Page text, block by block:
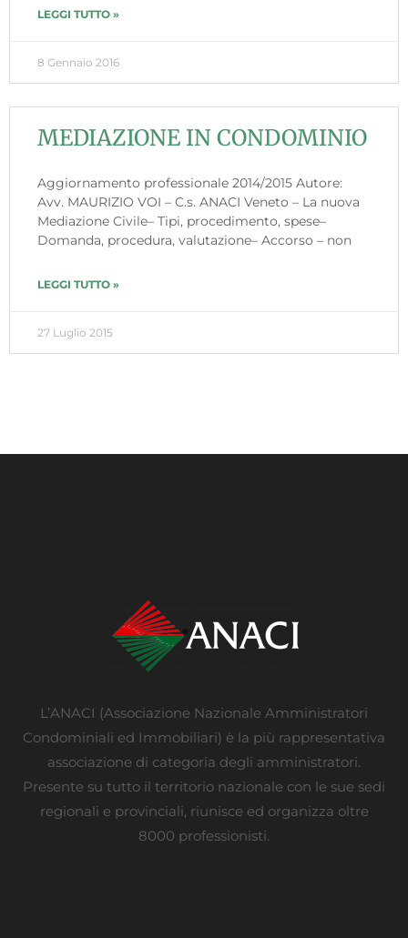
LEGGI TUTTO »
8 Gennaio 2016
MEDIAZIONE IN CONDOMINIO
Aggiornamento professionale 2014/2015 Autore:
Avv. MAURIZIO VOI – C.s. ANACI Veneto – La nuova
Mediazione Civile– Tipi, procedimento, spese–
Domanda, procedura, valutazione– Accorso – non
LEGGI TUTTO »
27 Luglio 2015
L’ANACI (Associazione Nazionale Amministratori
Condominiali ed Immobiliari) è la più rappresentativa
associazione di categoria degli amministratori.
Presente su tutto il territorio nazionale con le sue sedi
regionali e provinciali, riunisce ed organizza oltre
8000 professionisti.